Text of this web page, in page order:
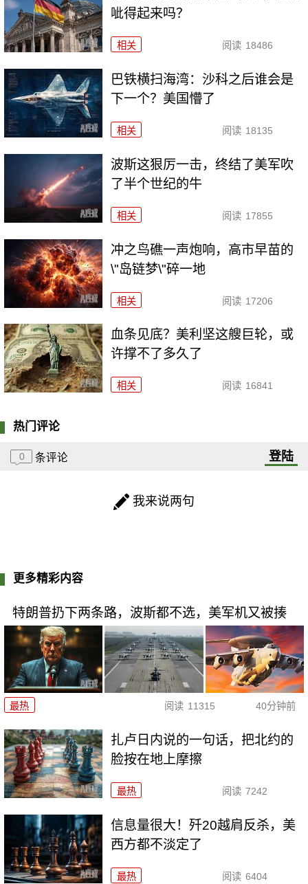
呲得起来吗？
相关 阅读 18486
巴铁横扫海湾：沙科之后谁会是
下一个？美国懵了
相关 阅读 18135
波斯这狠厉一击，终结了美军吹
了半个世纪的牛
相关 阅读 17855
冲之鸟礁一声炮响，高市早苗的
\"岛链梦\"碎一地
相关 阅读 17206
血条见底？美利坚这艘巨轮，或
许撑不了多久了
相关 阅读 16841
热门评论
0 条评论 登陆
我来说两句
更多精彩内容
特朗普扔下两条路，波斯都不选，美军机又被揍
最热 阅读 11315 40分钟前
扎卢日内说的一句话，把北约的
脸按在地上摩擦
最热 阅读 7242
信息量很大！歼20越肩反杀，美
西方都不淡定了
最热 阅读 6404